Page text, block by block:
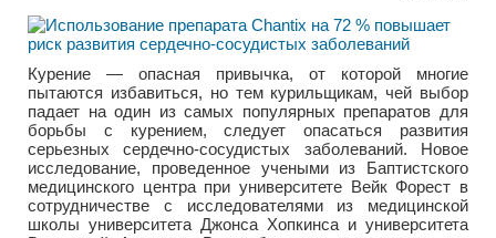
Курение — опасная привычка, от которой многие
пытаются избавиться, но тем курильщикам, чей выбор
падает на один из самых популярных препаратов для
борьбы с курением, следует опасаться развития
серьезных сердечно-сосудистых заболеваний. Новое
исследование, проведенное учеными из Баптистского
медицинского центра при университете Вейк Форест в
сотрудничестве с исследователями из медицинской
школы университета Джонса Хопкинса и университета